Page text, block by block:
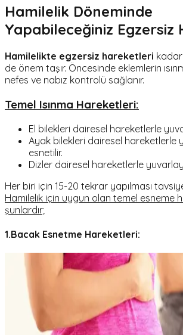
Hamilelik Döneminde
Yapabileceğiniz Egzersiz
Hamilelikte egzersiz hareketleri kadar
de önem taşır. Öncesinde eklemlerin
nefes ve nabız kontrolü sağlanır.
Temel Isınma Hareketleri:
El bilekleri dairesel hareketlerle
Ayak bilekleri dairesel hareketlerle
esnetilir.
Dizler dairesel hareketlerle
Her biri için 15-20 tekrar yapılması
Hamilelik için uygun olan temel esneme
şunlardır;
1.Bacak Esnetme Hareketleri: